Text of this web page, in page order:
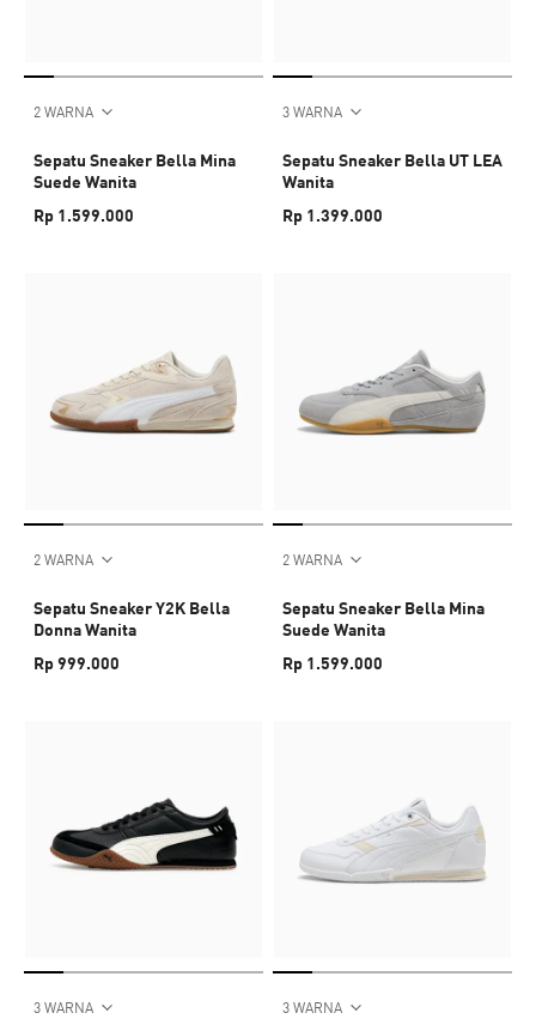
2 WARNA
Sepatu Sneaker Bella Mina
Suede Wanita
Rp 1.599.000
3 WARNA
Sepatu Sneaker Bella UT LEA
Wanita
Rp 1.399.000
2 WARNA
Sepatu Sneaker Y2K Bella
Donna Wanita
Rp 999.000
2 WARNA
Sepatu Sneaker Bella Mina
Suede Wanita
Rp 1.599.000
3 WARNA 3 WARNA